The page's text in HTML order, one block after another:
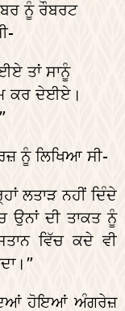
ਨੂੰ ਰੌਬਰਟ
ਤਾਂ ਸਾਨੂੰ
ਕਰ ਦੇਈਏ।
ਨੂੰ ਲਿਖਿਆ ਸੀ-
ਲਤਾੜ ਨਹੀਂ ਦਿੰਦੇ
ਦੀ ਤਾਕਤ ਨੂੰ
ਵਿੱਚ ਕਦੇ ਵੀ
ਹੋਇਆਂ ਅੰਗਰੇਜ਼